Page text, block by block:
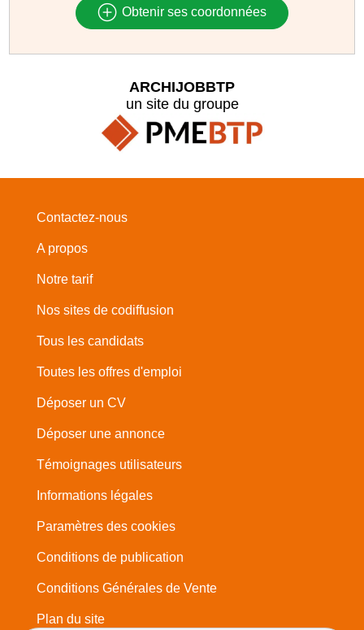
Obtenir ses coordonnées
ARCHIJOBBTP
un site du groupe
Contactez-nous
A propos
Notre tarif
Nos sites de codiffusion
Tous les candidats
Toutes les offres d'emploi
Déposer un CV
Déposer une annonce
Témoignages utilisateurs
Informations légales
Paramètres des cookies
Conditions de publication
Conditions Générales de Vente
Plan du site